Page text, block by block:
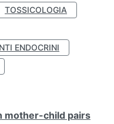
TOSSICOLOGIA
ENDOCRINI
mother-child pairs